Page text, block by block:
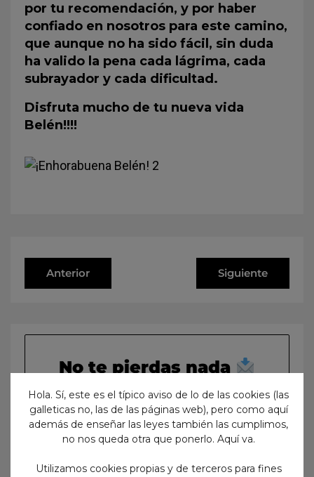
por tu recomendación, y por haber
confiado en nosotros para este camino,
que aunque no ha sido fácil, sin duda
ha valido la pena cada lágrima, cada
subrayador y cada dificultad.
Disfruta mucho de tu nueva vida
Belén!!!!
Anterior Siguiente
No te pierdas nada
¡Suscríbete para recibir en tu
email todo lo que vayamos
publicando en nuestro blog!
Hola. Sí, este es el típico aviso de lo de las cookies (las
galleticas no, las de las páginas web), pero como aquí
además de enseñar las leyes también las cumplimos,
no nos queda otra que ponerlo. Aquí va.
Utilizamos cookies propias y de terceros para fines